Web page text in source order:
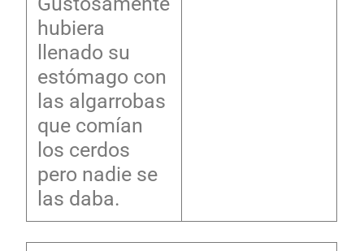
hubiera
llenado su
estómago con
las algarrobas
que comían
los cerdos
pero nadie se
las daba.